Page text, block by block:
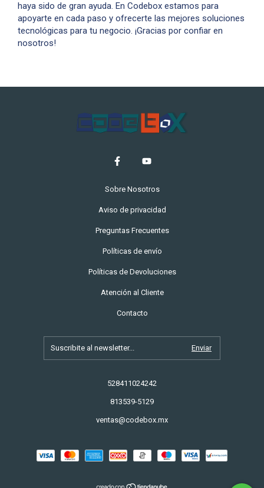
haya sido de gran ayuda. En Codebox estamos para
apoyarte en cada paso y ofrecerte las mejores soluciones
tecnológicas para tu negocio. ¡Gracias por confiar en
nosotros!
Sobre Nosotros
Aviso de privacidad
Preguntas Frecuentes
Políticas de envío
Políticas de Devoluciones
Atención al Cliente
Contacto
528411024242
813539-5129
ventas@codebox.mx